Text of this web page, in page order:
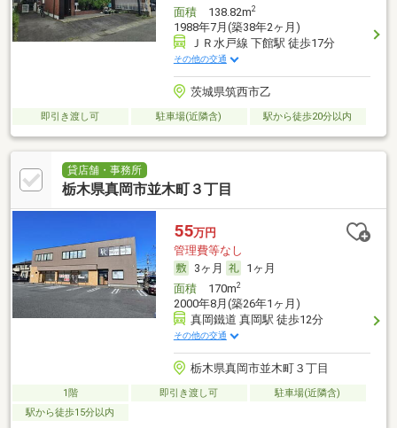
面積138.82m2
1988年7月(築38年2ヶ月)
ＪＲ水戸線 下館駅 徒歩17分
その他の交通
茨城県筑西市乙
即引き渡し可 駐車場(近隣含) 駅から徒歩20分以内
貸店舗・事務所
栃木県真岡市並木町３丁目
55万円
管理費等なし
3ヶ月
1ヶ月
面積170m2
2000年8月(築26年1ヶ月)
真岡鐵道 真岡駅 徒歩12分
その他の交通
栃木県真岡市並木町３丁目
1階 即引き渡し可
駐車場(近隣含)
駅から徒歩15分以内